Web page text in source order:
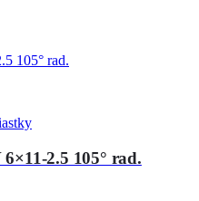
2.5 105° rad.